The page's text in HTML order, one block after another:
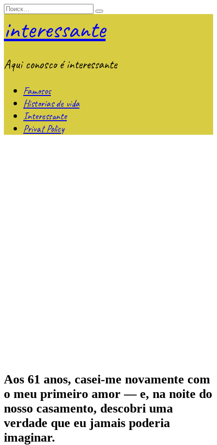
Перейти
содержанию
Search
interessante
Aqui conosco é interessante
Famosos
Historias de vida
Interessante
Privat Policy
Aos 61 anos, casei-me novamente com
o meu primeiro amor — e, na noite do
nosso casamento, descobri uma
verdade que eu jamais poderia
imaginar.